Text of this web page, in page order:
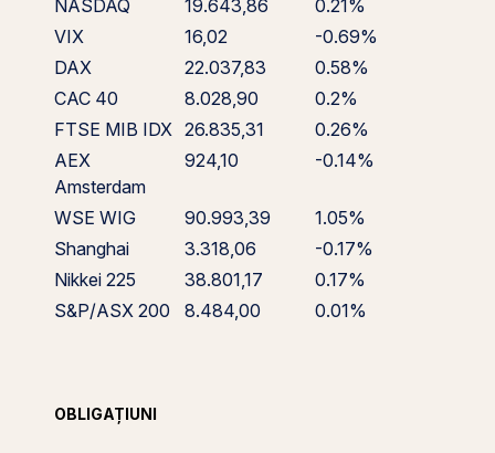
NASDAQ
19.643,86
0.21%
VIX
16,02
-0.69%
DAX
22.037,83
0.58%
CAC 40
8.028,90
0.2%
FTSE MIB IDX 26.835,31
0.26%
AEX
Amsterdam
924,10 -0.14%
WSE WIG 90.993,39
1.05%
Shanghai
3.318,06
-0.17%
Nikkei 225
38.801,17
0.17%
S&P/ASX 200
8.484,00 0.01%
OBLIGAȚIUNI